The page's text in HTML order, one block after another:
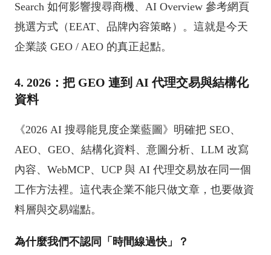
Search 如何影響搜尋商機、AI Overview 參考網頁
挑選方式（EEAT、品牌內容策略）。這就是今天
企業談 GEO / AEO 的真正起點。
4. 2026：把 GEO 連到 AI 代理交易與結構化
資料
《2026 AI 搜尋能見度企業藍圖》明確把 SEO、
AEO、GEO、結構化資料、意圖分析、LLM 改寫
內容、WebMCP、UCP 與 AI 代理交易放在同一個
工作方法裡。這代表企業不能只做文章，也要做資
料層與交易端點。
為什麼我們不認同「時間線過快」？